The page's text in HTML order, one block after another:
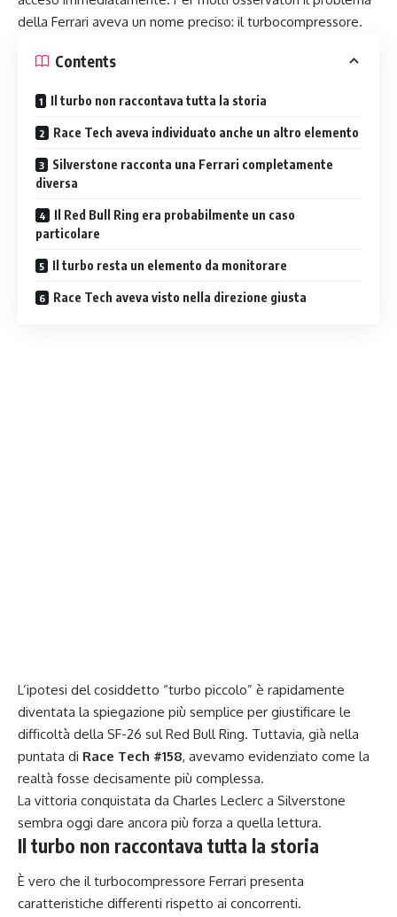
della Ferrari aveva un nome preciso: il turbocompressore.
Contents
Il turbo non raccontava tutta la storia
Race Tech aveva individuato anche un altro elemento
Silverstone racconta una Ferrari completamente
diversa
Il Red Bull Ring era probabilmente un caso
particolare
Il turbo resta un elemento da monitorare
Race Tech aveva visto nella direzione giusta
L’ipotesi del cosiddetto “turbo piccolo” è rapidamente
diventata la spiegazione più semplice per giustificare le
difficoltà della SF-26 sul Red Bull Ring. Tuttavia, già nella
puntata di Race Tech #158, avevamo evidenziato come la
realtà fosse decisamente più complessa.
La vittoria conquistata da Charles Leclerc a Silverstone
sembra oggi dare ancora più forza a quella lettura.
Il turbo non raccontava tutta la storia
È vero che il turbocompressore Ferrari presenta
caratteristiche differenti rispetto ai concorrenti.